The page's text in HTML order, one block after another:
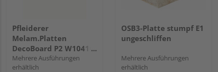
Pfleiderer
Melam.Platten
DecoBoard P2 W10410
Weiß deckend, SD
Mehrere Ausführungen
erhältlich
OSB3-Platte stumpf E1
ungeschliffen
Mehrere Ausführungen
erhältlich